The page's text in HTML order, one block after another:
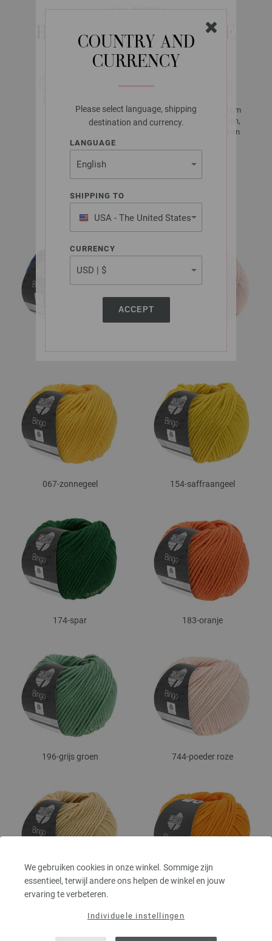
COUNTRY AND
CURRENCY
Please select language, shipping
destination and currency.
LANGUAGE
SHIPPING TO
USA - The United States
of America
CURRENCY
ACCEPT
We gebruiken cookies in onze winkel. Sommige zijn
essentieel, terwijl andere ons helpen de winkel en jouw
ervaring te verbeteren.
Individuele instellingen
LANA GROSSA
BINGO UNI/MELANGE
per 50 g
4,5 - 5,5
10 x 10 cm
23 Toeren,
16 Steken
Maat 38 - 40
ca. 550 - 600
g
067-zonnegeel 154-saffraangeel
174-spar 183-oranje
196-grijs groen 744-poeder roze
745-geel beige